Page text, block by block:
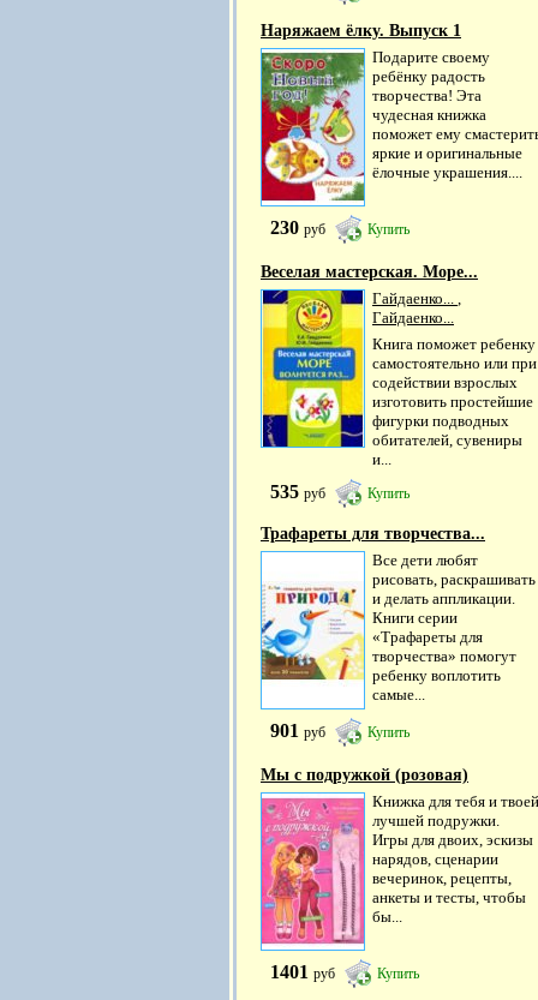
Наряжаем ёлку. Выпуск 1
Подарите своему
ребёнку радость
творчества! Эта
чудесная книжка
поможет ему
яркие и оригинальные
ёлочные украшения....
230 руб Купить
Веселая мастерская. Море...
Гайдаенко... ,
Гайдаенко...
Книга поможет ребенку
самостоятельно или при
содействии взрослых
изготовить простейшие
фигурки подводных
обитателей, сувениры
и...
535 руб Купить
Трафареты для творчества...
Все дети любят
рисовать, раскрашивать
и делать аппликации.
Книги серии
«Трафареты для
творчества» помогут
ребенку воплотить
самые...
901 руб Купить
Мы с подружкой (розовая)
Книжка для тебя и твоей
лучшей подружки.
Игры для двоих, эскизы
нарядов, сценарии
вечеринок, рецепты,
анкеты и тесты, чтобы
бы...
1401 руб Купить